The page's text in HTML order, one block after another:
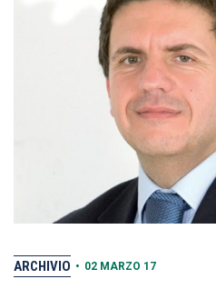
ARCHIVIO • 02 MARZO 17